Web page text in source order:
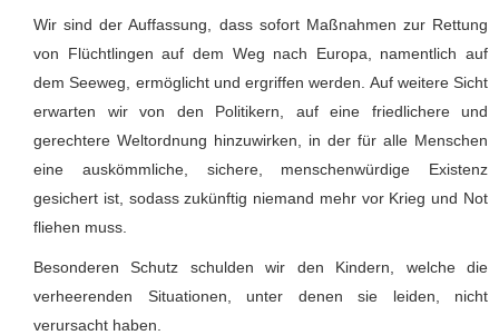
Wir sind der Auffassung, dass sofort Maßnahmen zur Rettung
von Flüchtlingen auf dem Weg nach Europa, namentlich auf
dem Seeweg, ermöglicht und ergriffen werden. Auf weitere Sicht
erwarten wir von den Politikern, auf eine friedlichere und
gerechtere Weltordnung hinzuwirken, in der für alle Menschen
eine auskömmliche, sichere, menschenwürdige Existenz
gesichert ist, sodass zukünftig niemand mehr vor Krieg und Not
fliehen muss.
Besonderen Schutz schulden wir den Kindern, welche die
verheerenden Situationen, unter denen sie leiden, nicht
verursacht haben.